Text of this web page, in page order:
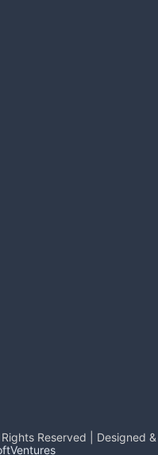
Rights Reserved | Designed &